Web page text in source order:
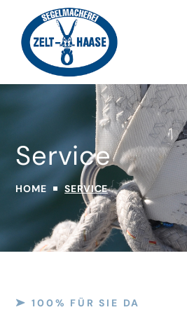
Service
HOME SERVICE
100% FÜR SIE DA